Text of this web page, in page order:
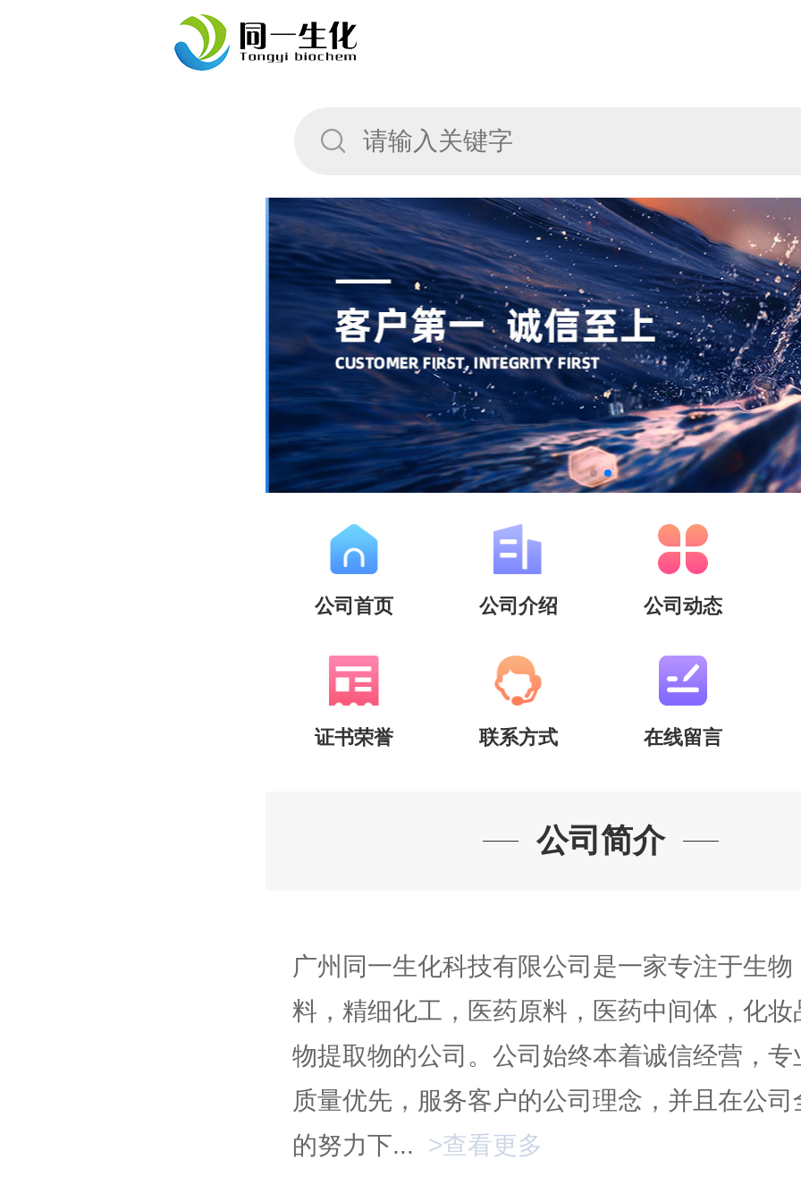
公司首页 公司介绍 公司动态
证书荣誉 联系方式 在线留言
公司简介
广州同一生化科技有限公司是一家专注于生物
料，精细化工，医药原料，医药中间体，化妆
物提取物的公司。公司始终本着诚信经营，专
质量优先，服务客户的公司理念，并且在公司
的努力下...
>查看更多